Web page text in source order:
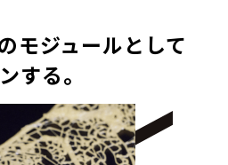
モジュールとして
する。